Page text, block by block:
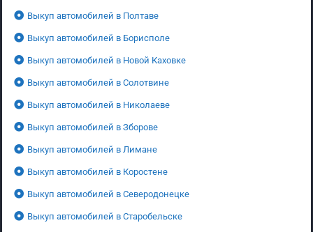
Выкуп автомобилей в Полтаве
Выкуп автомобилей в Борисполе
Выкуп автомобилей в Новой Каховке
Выкуп автомобилей в Солотвине
Выкуп автомобилей в Николаеве
Выкуп автомобилей в Зборове
Выкуп автомобилей в Лимане
Выкуп автомобилей в Коростене
Выкуп автомобилей в Северодонецке
Выкуп автомобилей в Старобельске